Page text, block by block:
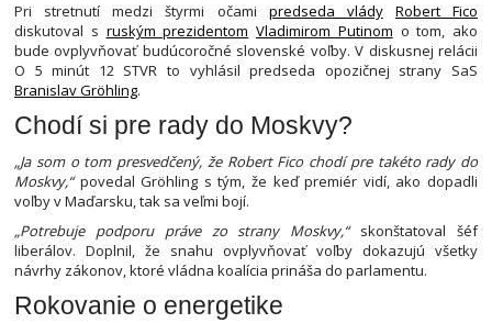
Pri stretnutí medzi štyrmi očami predseda vlády
Robert Fico
diskutoval s ruským prezidentom Vladimirom Putinom o tom, ako
bude ovplyvňovať budúcoročné slovenské voľby. V diskusnej relácii
O 5 minút 12 STVR to vyhlásil predseda opozičnej strany SaS
Branislav Gröhling.
Chodí si pre rady do Moskvy?
„Ja som o tom presvedčený, že Robert Fico chodí pre takéto rady do
Moskvy,“povedal Gröhling s tým, že keď premiér vidí, ako dopadli
voľby v Maďarsku, tak sa veľmi bojí.
„Potrebuje podporu práve zo strany Moskvy,“skonštatoval šéf
liberálov. Doplnil, že snahu ovplyvňovať voľby dokazujú všetky
návrhy zákonov, ktoré vládna koalícia prináša do parlamentu.
Rokovanie o energetike